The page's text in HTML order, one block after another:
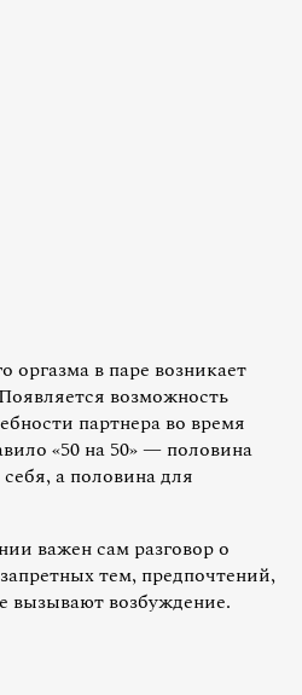
оргазма в паре возникает
возможность
партнера во время
«50 на 50» — половина
а половина для
важен сам разговор о
тем, предпочтений,
вызывают возбуждение.